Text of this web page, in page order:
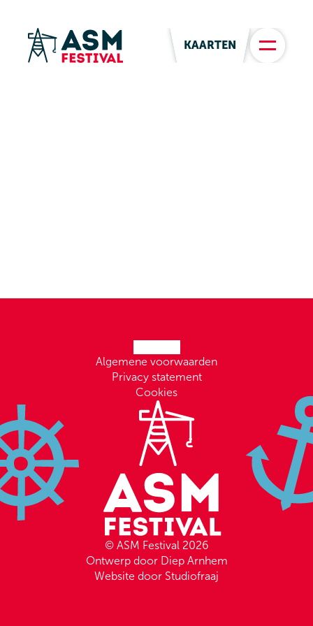
KAARTEN
© ASM Festival 2026
Ontwerp door Diep Arnhem
Website door Studiofraaj
Algemene voorwaarden
Privacy statement
Cookies